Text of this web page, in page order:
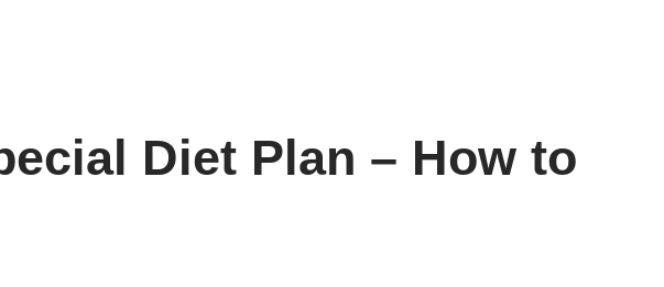
Diet Plan – How to